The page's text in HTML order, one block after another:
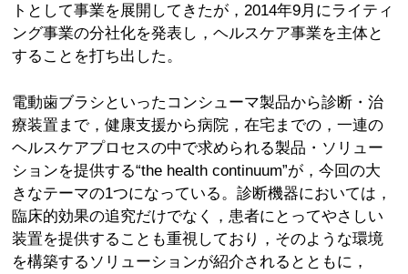
トとして事業を展開してきたが，2014年9月にライティ
ング事業の分社化を発表し，ヘルスケア事業を主体と
することを打ち出した。
電動歯ブラシといったコンシューマ製品から診断・治
療装置まで，健康支援から病院，在宅までの，一連の
ヘルスケアプロセスの中で求められる製品・ソリュー
ションを提供する“the health continuum”が，今回の大
きなテーマの1つになっている。診断機器においては，
臨床的効果の追究だけでなく，患者にとってやさしい
装置を提供することも重視しており，そのような環境
を構築するソリューションが紹介されるとともに，